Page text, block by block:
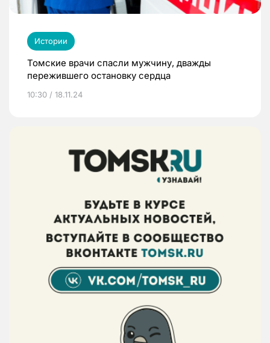
Истории
Томские врачи спасли мужчину, дважды
пережившего остановку сердца
10:30 / 18.11.24